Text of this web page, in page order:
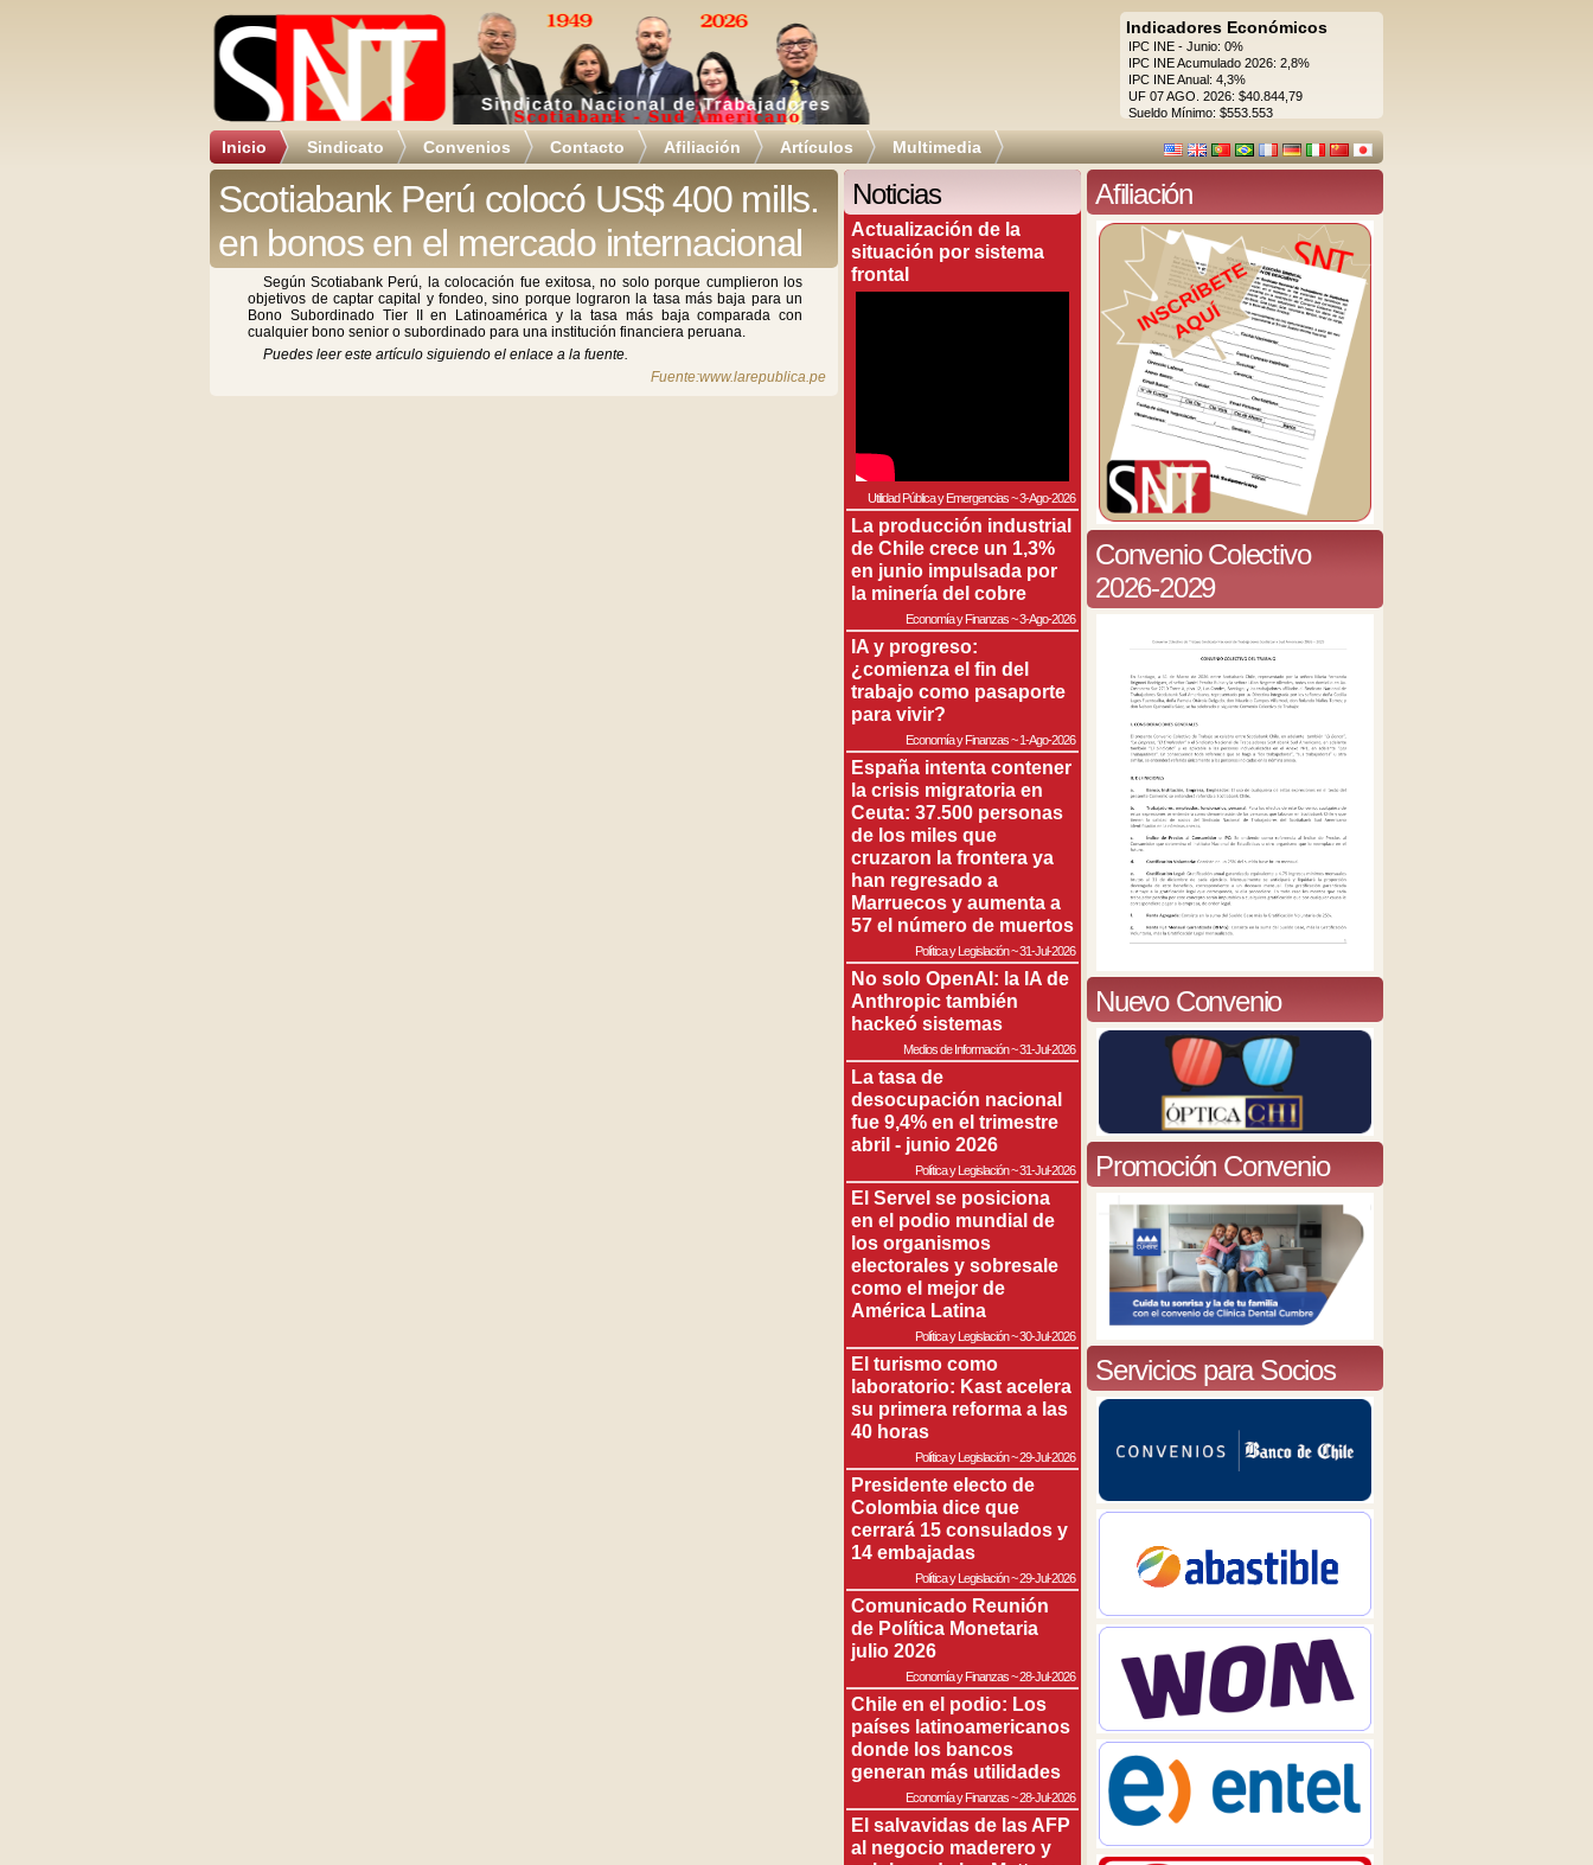
Indicadores Económicos
IPC INE - Junio: 0%
IPC INE Acumulado 2026: 2,8%
IPC INE Anual: 4,3%
UF 07 AGO. 2026: $40.844,79
Sueldo Mínimo: $553.553
Inicio Sindicato Convenios Contacto Afiliación Artículos Multimedia
Scotiabank Perú colocó US$ 400 mills.
en bonos en el mercado internacional
Según Scotiabank Perú, la colocación fue exitosa, no solo porque cumplieron los
objetivos de captar capital y fondeo, sino porque lograron la tasa más baja para un
Bono Subordinado Tier II en Latinoamérica y la tasa más baja comparada con
cualquier bono senior o subordinado para una institución financiera peruana.
Puedes leer este artículo siguiendo el enlace a la fuente.
Fuente:www.larepublica.pe
Noticias
Actualización de la
situación por sistema
frontal
Utilidad Pública y Emergencias~3-Ago-2026
La producción industrial
de Chile crece un 1,3%
en junio impulsada por
la minería del cobre
Economía y Finanzas~3-Ago-2026
IA y progreso:
¿comienza el fin del
trabajo como pasaporte
para vivir?
Economía y Finanzas~1-Ago-2026
España intenta contener
la crisis migratoria en
Ceuta: 37.500 personas
de los miles que
cruzaron la frontera ya
han regresado a
Marruecos y aumenta a
57 el número de muertos
Política y Legislación~31-Jul-2026
No solo OpenAI: la IA de
Anthropic también
hackeó sistemas
Medios de Información~31-Jul-2026
La tasa de
desocupación nacional
fue 9,4% en el trimestre
abril - junio 2026
Política y Legislación~31-Jul-2026
El Servel se posiciona
en el podio mundial de
los organismos
electorales y sobresale
como el mejor de
América Latina
Política y Legislación~30-Jul-2026
El turismo como
laboratorio: Kast acelera
su primera reforma a las
40 horas
Política y Legislación~29-Jul-2026
Presidente electo de
Colombia dice que
cerrará 15 consulados y
14 embajadas
Política y Legislación~29-Jul-2026
Comunicado Reunión
de Política Monetaria
julio 2026
Economía y Finanzas~28-Jul-2026
Chile en el podio: Los
países latinoamericanos
donde los bancos
generan más utilidades
Economía y Finanzas~28-Jul-2026
El salvavidas de las AFP
al negocio maderero y
Afiliación
Convenio Colectivo
2026-2029
Nuevo Convenio
Promoción Convenio
Servicios para Socios